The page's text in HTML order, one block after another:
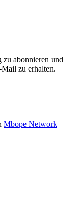
abonnieren und
zu erhalten.
Mbope Network